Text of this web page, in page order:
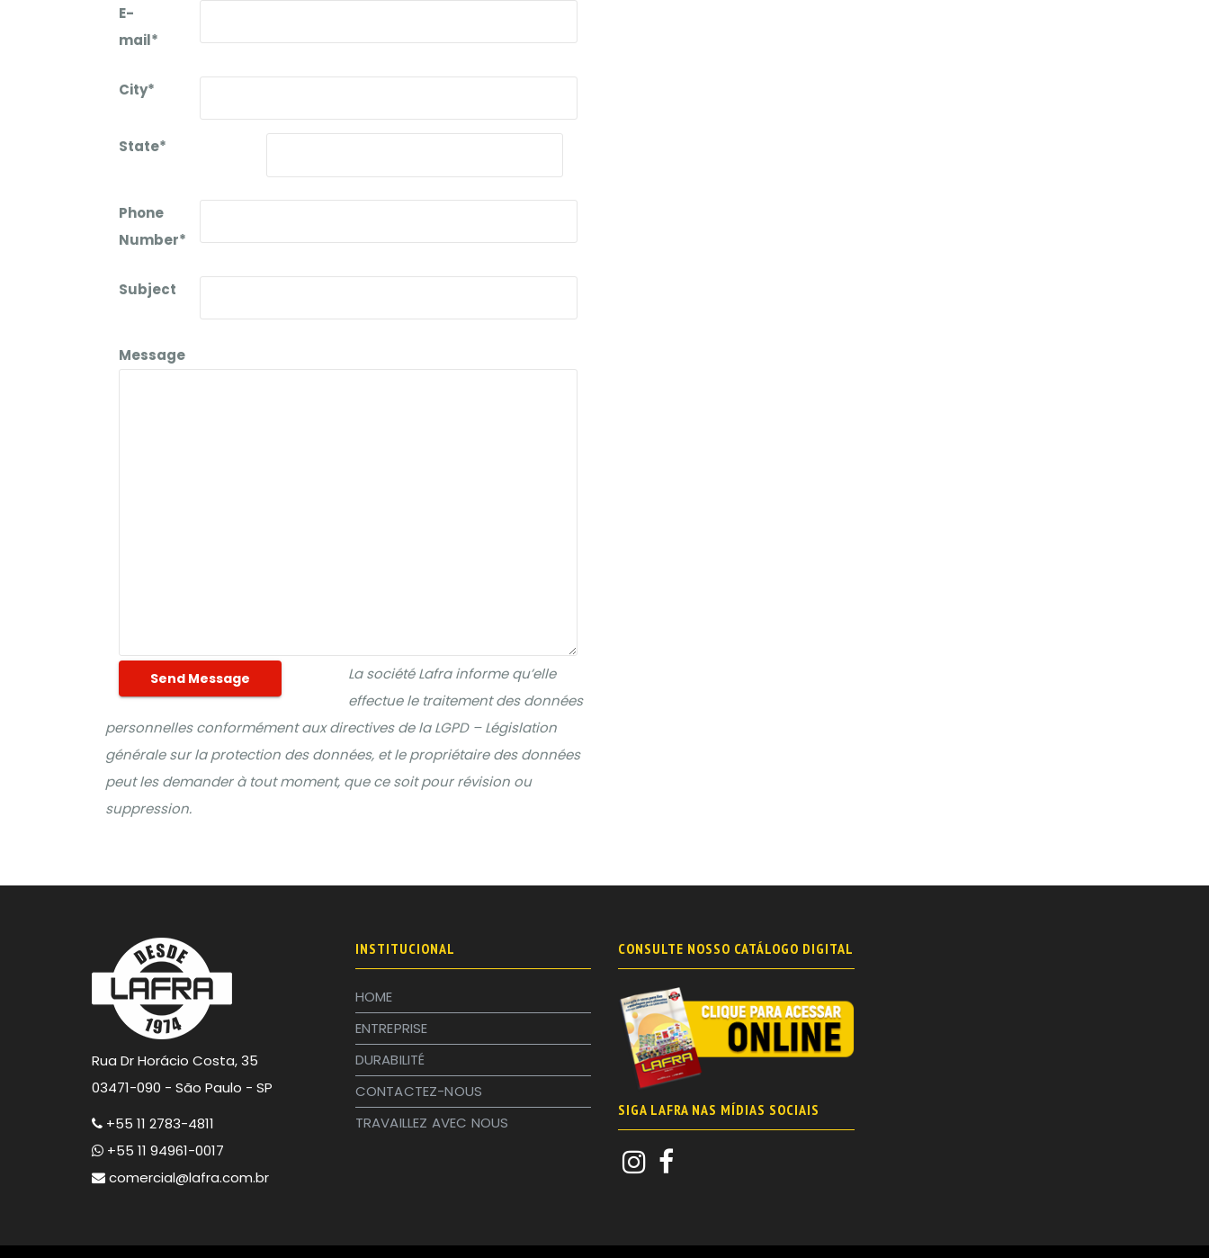
E-
mail*
City*
State*
Phone
Number*
Subject
Message
La société Lafra informe qu’elle
effectue le traitement des données
personnelles conformément aux directives de la LGPD – Législation
générale sur la protection des données, et le propriétaire des données
peut les demander à tout moment, que ce soit pour révision ou
suppression.
Rua Dr Horácio Costa, 35
03471-090 - São Paulo - SP
+55 11 2783-4811
+55 11 94961-0017
comercial@lafra.com.br
INSTITUCIONAL
HOME
ENTREPRISE
DURABILITÉ
CONTACTEZ-NOUS
TRAVAILLEZ AVEC NOUS
CONSULTE NOSSO CATÁLOGO DIGITAL
SIGA LAFRA NAS MÍDIAS SOCIAIS